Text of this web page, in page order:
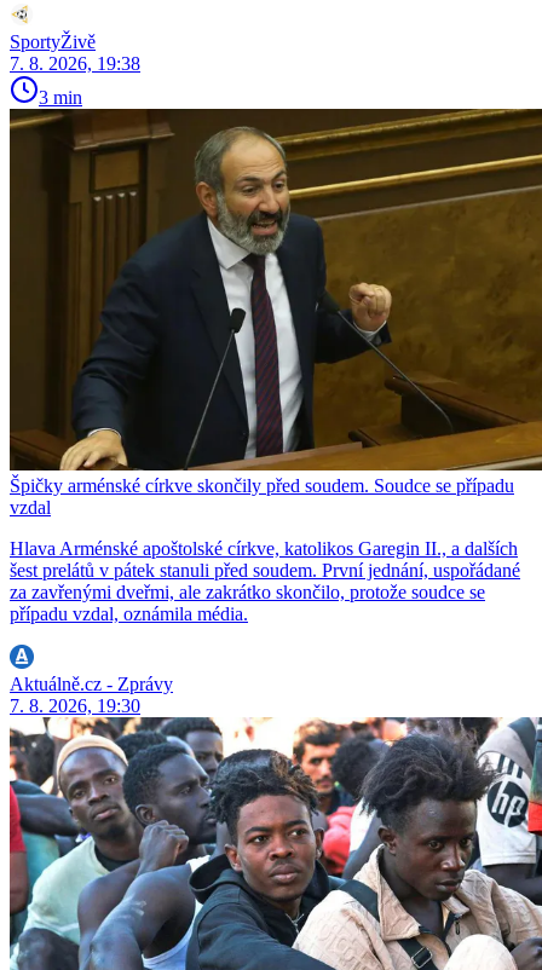
SportyŽivě
7. 8. 2026, 19:38
3 min
Špičky arménské církve skončily před soudem. Soudce se případu
vzdal
Hlava Arménské apoštolské církve, katolikos Garegin II., a dalších
šest prelátů v pátek stanuli před soudem. První jednání, uspořádané
za zavřenými dveřmi, ale zakrátko skončilo, protože soudce se
případu vzdal, oznámila média.
Aktuálně.cz - Zprávy
7. 8. 2026, 19:30